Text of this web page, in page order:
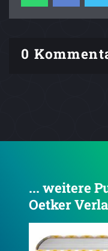
0
... weitere
Oetker